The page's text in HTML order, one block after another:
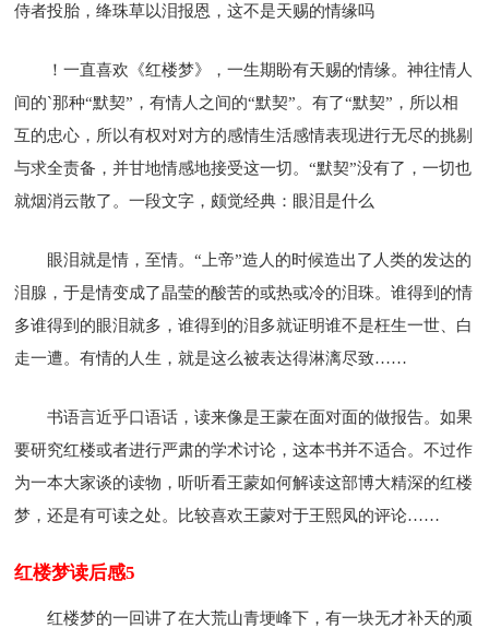
侍者投胎，绛珠草以泪报恩，这不是天赐的情缘吗
！一直喜欢《红楼梦》，一生期盼有天赐的情缘。神往情人
间的`那种“默契”，有情人之间的“默契”。有了“默契”，所以相
互的忠心，所以有权对对方的感情生活感情表现进行无尽的挑剔
与求全责备，并甘地情感地接受这一切。“默契”没有了，一切也
就烟消云散了。一段文字，颇觉经典：眼泪是什么
眼泪就是情，至情。“上帝”造人的时候造出了人类的发达的
泪腺，于是情变成了晶莹的酸苦的或热或冷的泪珠。谁得到的情
多谁得到的眼泪就多，谁得到的泪多就证明谁不是枉生一世、白
走一遭。有情的人生，就是这么被表达得淋漓尽致……
书语言近乎口语话，读来像是王蒙在面对面的做报告。如果
要研究红楼或者进行严肃的学术讨论，这本书并不适合。不过作
为一本大家谈的读物，听听看王蒙如何解读这部博大精深的红楼
梦，还是有可读之处。比较喜欢王蒙对于王熙凤的评论……
红楼梦读后感5
红楼梦的一回讲了在大荒山青埂峰下，有一块无才补天的顽